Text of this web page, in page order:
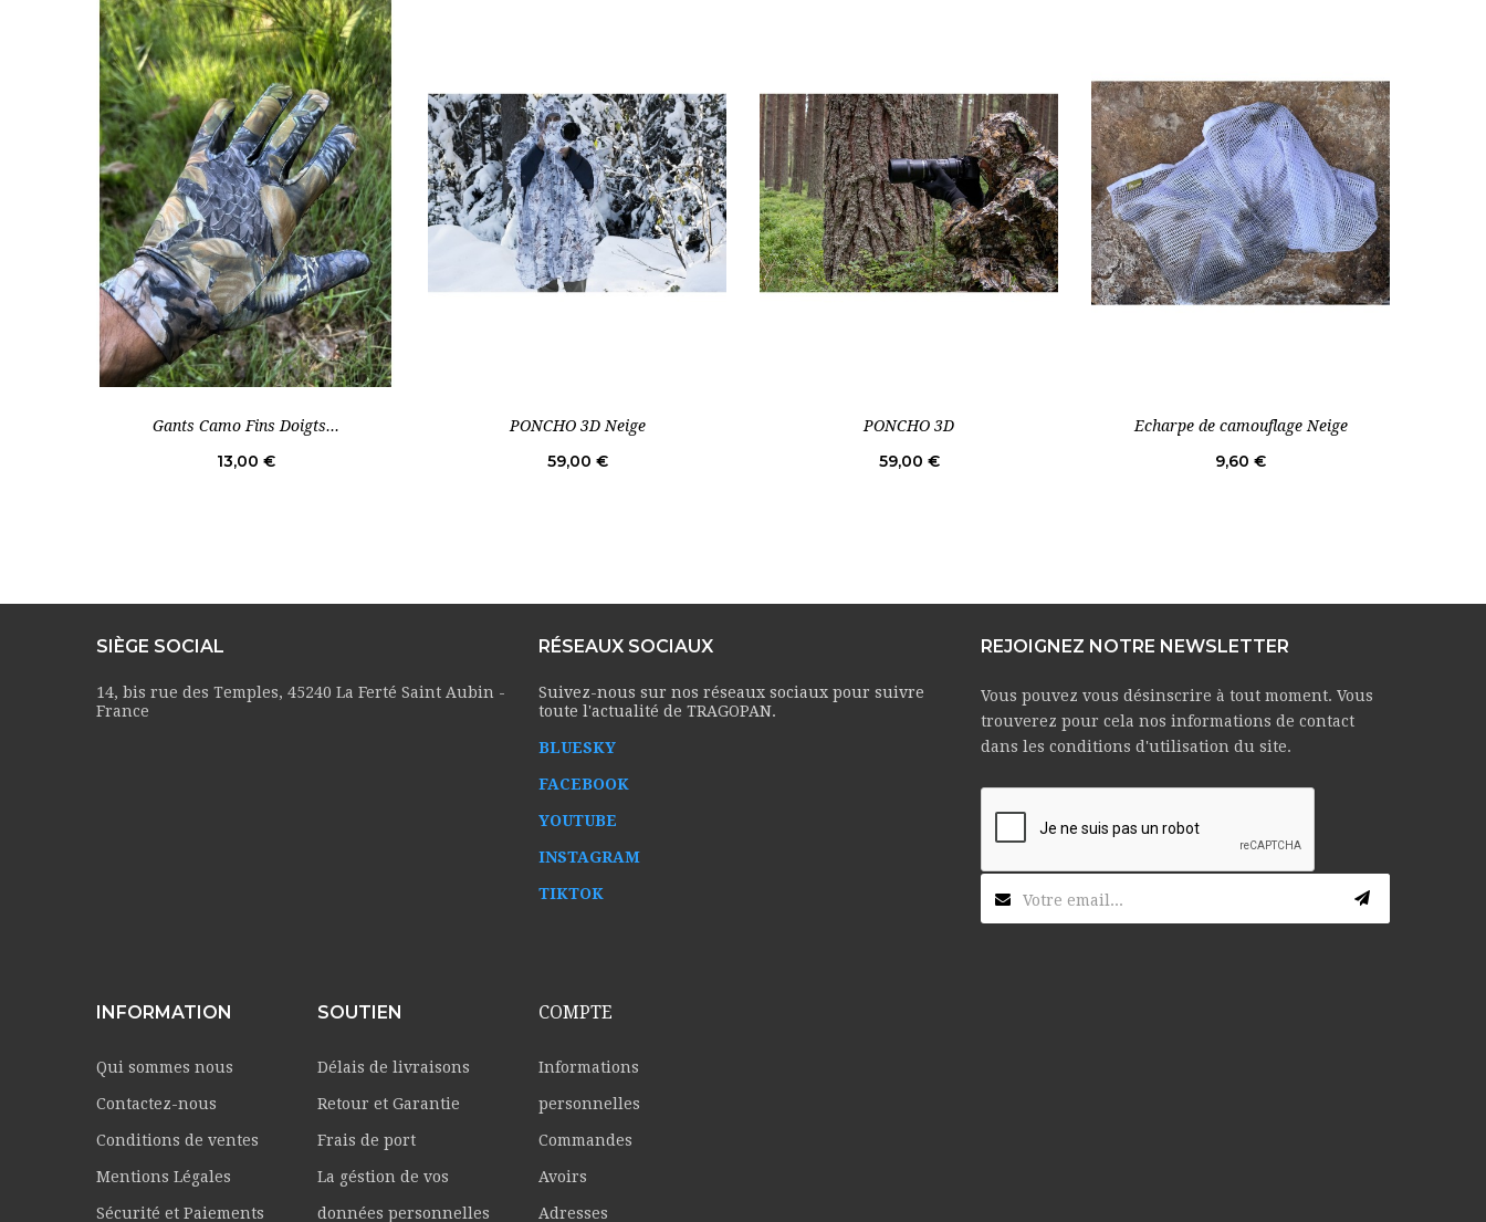
Gants Camo Fins Doigts...
Prix
13,00 €
PONCHO 3D Neige
Prix
59,00 €
PONCHO 3D
Prix
59,00 €
Echarpe de camouflage Neige
Prix
9,60 €
SIÈGE SOCIAL
14, bis rue des Temples, 45240 La Ferté Saint Aubin -
France
RÉSEAUX SOCIAUX
Suivez-nous sur nos réseaux sociaux pour suivre
toute l'actualité de TRAGOPAN.
BLUESKY
FACEBOOK
YOUTUBE
INSTAGRAM
TIKTOK
REJOIGNEZ NOTRE NEWSLETTER
Vous pouvez vous désinscrire à tout moment. Vous
trouverez pour cela nos informations de contact
dans les conditions d'utilisation du site.
INFORMATION
Qui sommes nous
Contactez-nous
Conditions de ventes
Mentions Légales
Sécurité et Paiements
SOUTIEN
Délais de livraisons
Retour et Garantie
Frais de port
La géstion de vos
données personnelles
COMPTE
Informations
personnelles
Commandes
Avoirs
Adresses